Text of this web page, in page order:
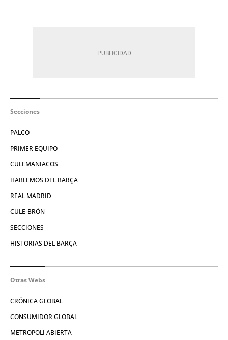
Secciones
PALCO
PRIMER EQUIPO
CULEMANIACOS
HABLEMOS DEL BARÇA
REAL MADRID
CULE-BRÓN
SECCIONES
HISTORIAS DEL BARÇA
Otras Webs
CRÓNICA GLOBAL
CONSUMIDOR GLOBAL
METROPOLI ABIERTA